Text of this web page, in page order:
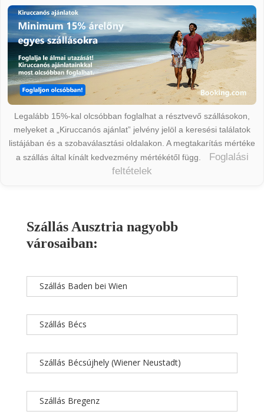
Legalább 15%-kal olcsóbban foglalhat a résztvevő szállásokon,
melyeket a „Kiruccanós ajánlat” jelvény jelöl a keresési találatok
listájában és a szobaválasztási oldalakon. A megtakarítás mértéke
a szállás által kínált kedvezmény mértékétől függ.
Foglalási
feltételek
Szállás Ausztria nagyobb
városaiban:
Szállás Baden bei Wien
Szállás Bécs
Szállás Bécsújhely (Wiener Neustadt)
Szállás Bregenz